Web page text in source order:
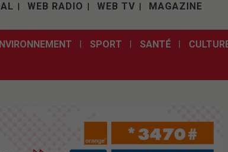
WEB RADIO WEB TV MAGAZINE
SPORT SANTÉ